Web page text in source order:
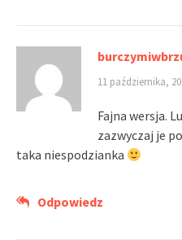
11 października,
Fajna wersja.
zazwyczaj je
taka niespodzianka
Odpowiedz